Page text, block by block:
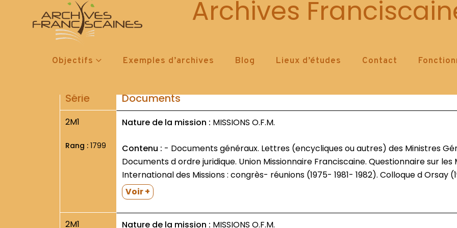
Archives
Objectifs Exemples d’archives Blog Lieux d’études Contact
HOME CATALOGUES ORIGINAL
SÉRIE M: MISSIONS, MINISTÈRE PASTORAL ORDINAIRE, ACTIVITÉS DIVERSES DE
Série Documents
2M1
Rang : 1799
Nature de la mission : MISSIONS O.F.M.
Contenu :
Documents d ordre juridique. Union Missionnaire Franciscaine. Questionnaire sur les
International des Missions : congrès- réunions (1975- 1981- 1982). Colloque d Orsay
Voir +
2M1 Nature de la mission : MISSIONS O.F.M.